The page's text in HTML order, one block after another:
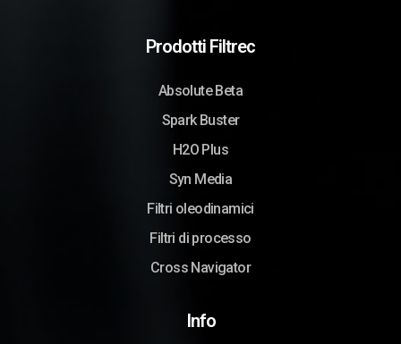
Prodotti Filtrec
Absolute Beta
Spark Buster
H2O Plus
Syn Media
Filtri oleodinamici
Filtri di processo
Cross Navigator
Info